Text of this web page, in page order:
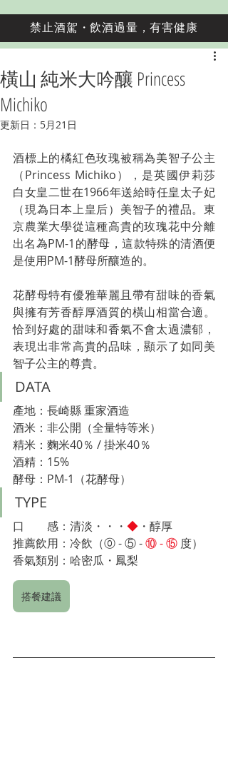
禁止酒駕・飲酒過量，有害健康
橫山 純米大吟釀 Princess
Michiko
更新日： 5月21日
酒標上的橘紅色玫瑰被稱為美智子公主
（Princess Michiko），是英國伊莉莎
白女皇二世在1966年送給時任皇太子妃
（現為日本上皇后）美智子的禮品。東
京農業大學從這種高貴的玫瑰花中分離
出名為PM-1的酵母，這款特殊的清酒便
是使用PM-1酵母所釀造的。
花酵母特有優雅華麗且帶有甜味的香氣
與擁有芳香醇厚酒質的橫山相當合適。
恰到好處的甜味和香氣不會太過濃郁，
表現出非常高貴的品味，顯示了如同美
智子公主的尊貴。
DATA
產地：長崎縣 重家酒造
酒米：非公開（全量特等米）
精米：麴米40％ / 掛米40％
酒精：15%
酵母：PM-1（花酵母）
TYPE
口　　感：清淡・・・ ◆ ・醇厚
推薦飲用：冷飲（⓪ - ⑤ - ⑩ - ⑮ 度）
香氣類別：哈密​​瓜・鳳梨
搭餐建議